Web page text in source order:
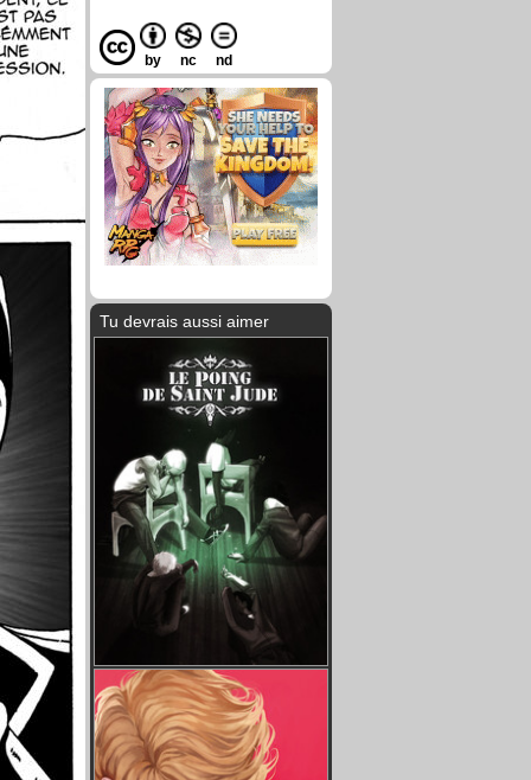
by nc nd
Tu devrais aussi aimer